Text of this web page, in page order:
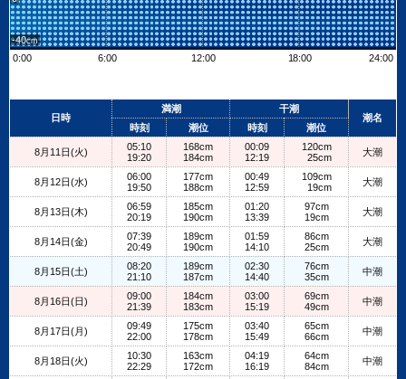
-40
0:00
6:00 12:00 18:00 24:00
+
日時
満潮
干潮
潮名
時刻
潮位 時刻 潮位
8月11日(火)
05:10
19:20
168cm
184cm
00:09
12:19
120cm
25cm
大潮
8月12日(水)
06:00
19:50
177cm
188cm
00:49
12:59
109cm
19cm
大潮
8月13日(木)
06:59
20:19
185cm
190cm
01:20
13:39
97cm
19cm
大潮
8月14日(金)
07:39
20:49
189cm
190cm
01:59
14:10
86cm
25cm
大潮
8月15日(土)
08:20
21:10
189cm
187cm
02:30
14:40
76cm
35cm
中潮
8月16日(日)
09:00
21:39
184cm
183cm
03:00
15:19
69cm
49cm
中潮
8月17日(月)
09:49
22:00
175cm
178cm
03:40
15:49
65cm
66cm
中潮
8月18日(火)
10:30
22:29
163cm
172cm
04:19
16:19
64cm
84cm
中潮